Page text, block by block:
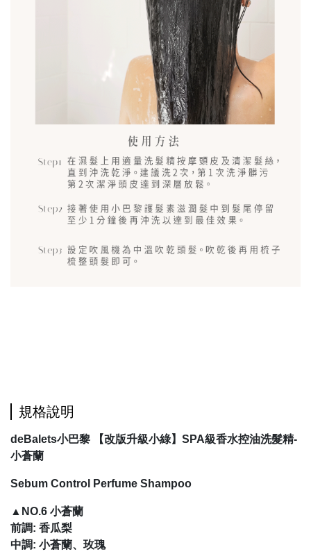
規格說明
deBalets小巴黎 【改版升級小綠】SPA級香水控油洗髮精-
小蒼蘭
Sebum Control Perfume Shampoo
▲NO.6 小蒼蘭
前調: 香瓜梨
中調: 小蒼蘭、玫瑰